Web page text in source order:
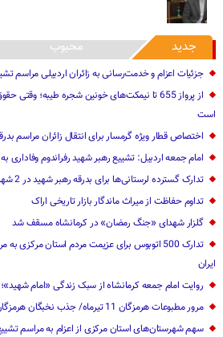
جدید محبوب
جزئیات اعزام و خدمت‌رسانی به زائران اردبیلی مراسم
از پرواز 655 تا نیمکت‌های خونین شجره طیبه؛
است
اختصاص قطار ویژه گرمسار برای انتقال زائران مراسم
امام جمعه اردبیل: تشییع رهبر شهید رفراندوم وفاداری
تدارک گسترده لرستانی‌ها برای بدرقه رهبر شهید در 2 شهر زیارتی و تهران
تداوم حفاظت از میراث ماندگار بازار تاریخی اراک
گلزار شهدای «جنگ رمضان» در کرمانشاه مسقف شد
تدارک 500 اتوبوس برای عزیمت مردم استان مرکزی
ایران
روایت امام‌ جمعه کرمانشاه از سبک زندگی «امام
مرور مطبوعات هرمزگان 11 تیرماه/ جذب نخبگان هرمزگان
سهم شهرستان‌های استان مرکزی از اعزام به مراسم